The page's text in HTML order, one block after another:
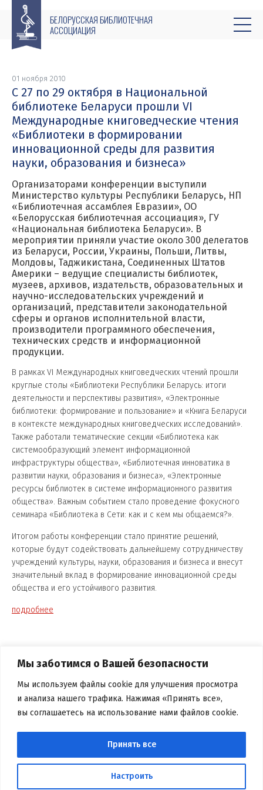
Мы заботимся о Вашей безопасности
Мы используем файлы cookie для улучшения просмотра
и анализа нашего трафика. Нажимая «Принять все»,
вы соглашаетесь на использование нами файлов cookie.
Настроить
Принять все
БЕЛОРУССКАЯ БИБЛИОТЕЧНАЯ
АССОЦИАЦИЯ
01 ноября 2010
С 27 по 29 октября в Национальной
библиотеке Беларуси прошли VI
Международные книговедческие чтения
«Библиотеки в формировании
инновационной среды для развития
науки, образования и бизнеса»
Организаторами конференции выступили
Министерство культуры Республики Беларусь, НП
«Библиотечная ассамблея Евразии», ОО
«Белорусская библиотечная ассоциация», ГУ
«Национальная библиотека Беларуси». В
мероприятии приняли участие около 300 делегатов
из Беларуси, России, Украины, Польши, Литвы,
Молдовы, Таджикистана, Соединенных Штатов
Америки – ведущие специалисты библиотек,
музеев, архивов, издательств, образовательных и
научно-исследовательских учреждений и
организаций, представители законодательной
сферы и органов исполнительной власти,
производители программного обеспечения,
технических средств и информационной
продукции.
В рамках VI Международных книговедческих чтений прошли
круглые столы «Библиотеки Республики Беларусь: итоги
деятельности и перспективы развития», «Электронные
библиотеки: формирование и пользование» и «Книга Беларуси
в контексте международных книговедческих исследований».
Также работали тематические секции «Библиотека как
системообразующий элемент информационной
инфраструктуры общества», «Библиотечная инноватика в
развитии науки, образования и бизнеса», «Электронные
ресурсы библиотек в системе информационного развития
общества». Важным событием стало проведение фокусного
семинара «Библиотека в Сети: как и с кем мы общаемся?».
Итогом работы конференции стало принятие решений,
которые будут содействовать дальнейшему сотрудничеству
учреждений культуры, науки, образования и бизнеса и внесут
значительный вклад в формирование инновационной среды
общества и его устойчивого развития.
подробнее
БЕЛОРУССКАЯ БИБЛИОТЕЧНАЯ
АССОЦИАЦИЯ